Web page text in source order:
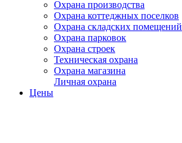
Охрана производства
Охрана коттеджных поселков
Охрана складских помещений
Охрана парковок
Охрана строек
Техническая охрана
Охрана магазина
Личная охрана
Цены